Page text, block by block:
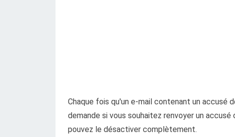
Chaque fois qu'un e-mail contenant un
demande si vous souhaitez renvoyer un
pouvez le désactiver complètement.